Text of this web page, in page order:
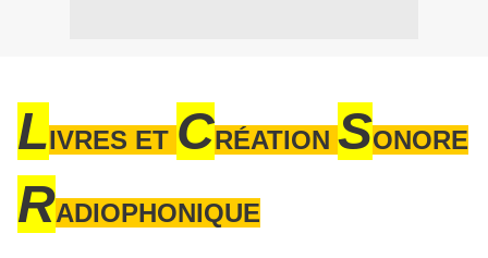
LIVRES ET CRÉATION SONORE
RADIOPHONIQUE